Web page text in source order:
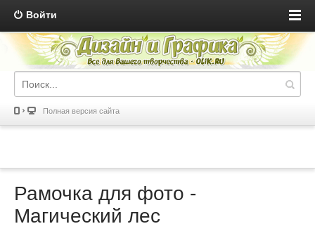
Войти
Полная версия сайта
Рамочка для фото -
Магический лес